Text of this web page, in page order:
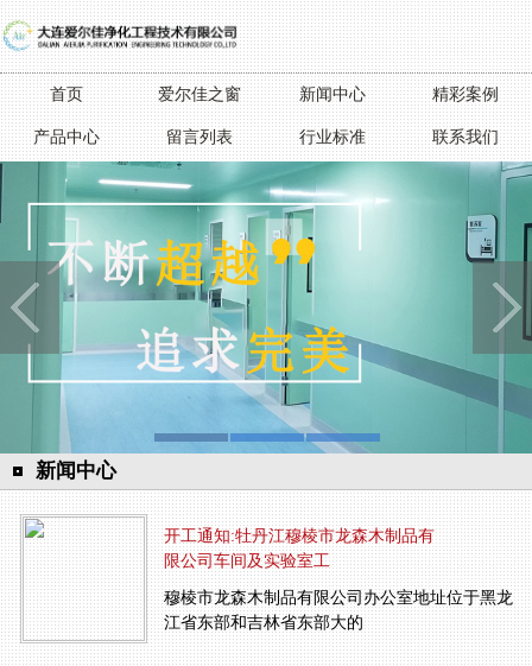
首页 爱尔佳之窗 新闻中心 精彩案例
产品中心 留言列表 行业标准 联系我们
新闻中心
开工通知:牡丹江穆棱市龙森木制品有
限公司车间及实验室工
穆棱市龙森木制品有限公司办公室地址位于黑龙
江省东部和吉林省东部大的